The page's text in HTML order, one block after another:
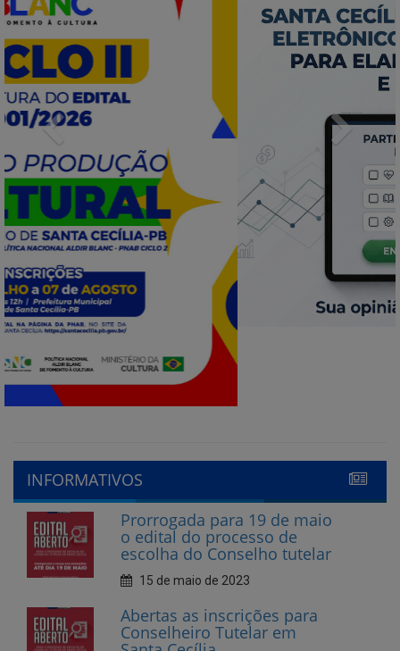
Previous Next
INFORMATIVOS
o edital do processo de
escolha do Conselho tutelar
15 de maio de 2023
Abertas as inscrições para
Conselheiro Tutelar em
Santa Cecília
CECIFOLIA nas Escolas 2023